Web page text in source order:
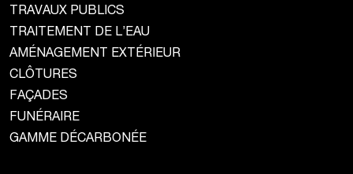
TRAVAUX PUBLICS
TRAITEMENT DE L’EAU
AMÉNAGEMENT EXTÉRIEUR
CLÔTURES
FAÇADES
FUNÉRAIRE
GAMME DÉCARBONÉE